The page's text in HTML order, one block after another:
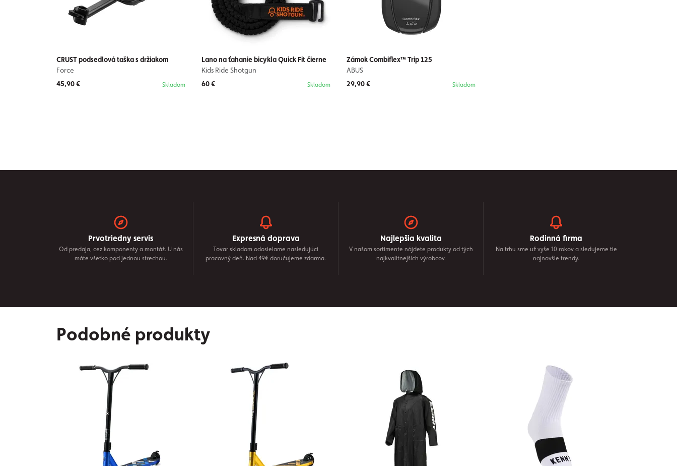
CRUST podsedlová taška s držiakom
Force
45,90 €
Skladom
Lano na ťahanie bicykla Quick Fit čierne
Kids Ride Shotgun
60 €
Skladom
Zámok Combiflex™ Trip 125
ABUS
29,90 €
Skladom
Prvotriedny servis
Od predaja, cez komponenty a montáž. U nás
máte všetko pod jednou strechou.
Expresná doprava
Tovar skladom odosielame nasledujúci
pracovný deň. Nad 49€ doručujeme zdarma.
Najlepšia kvalita
V našom sortimente nájdete produkty od tých
najkvalitnejších výrobcov.
Rodinná firma
Na trhu sme už vyše 10 rokov a sledujeme tie
najnovšie trendy.
Podobné produkty